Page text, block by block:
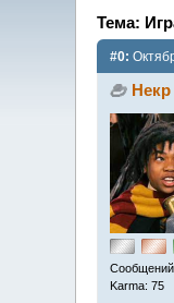
Тема:
#0:
Некр
Karma: 75